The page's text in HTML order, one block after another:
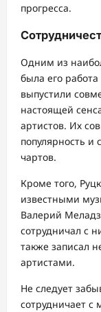
прогресса.
Одним из
была его
выпустили
настоящей
артистов. Их
популярность
чартов.
Кроме того,
известными
Валерий
сотрудничал с
также записал
артистами.
Не следует
сотрудничает